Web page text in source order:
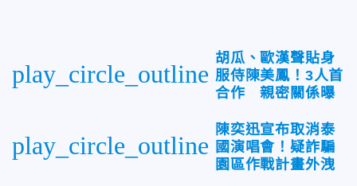
play_circle_outline
胡瓜、歐漢聲貼身
服侍陳美鳳！3人首
合作 親密關係曝
play_circle_outline
陳奕迅宣布取消泰
國演唱會！疑詐騙
園區作戰計畫外洩